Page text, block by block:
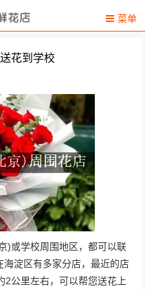
菜单
花到学校
)或学校周围地区，都可以联
淀区有多家分店，最近的店
2公里左右，可以帮您送花上